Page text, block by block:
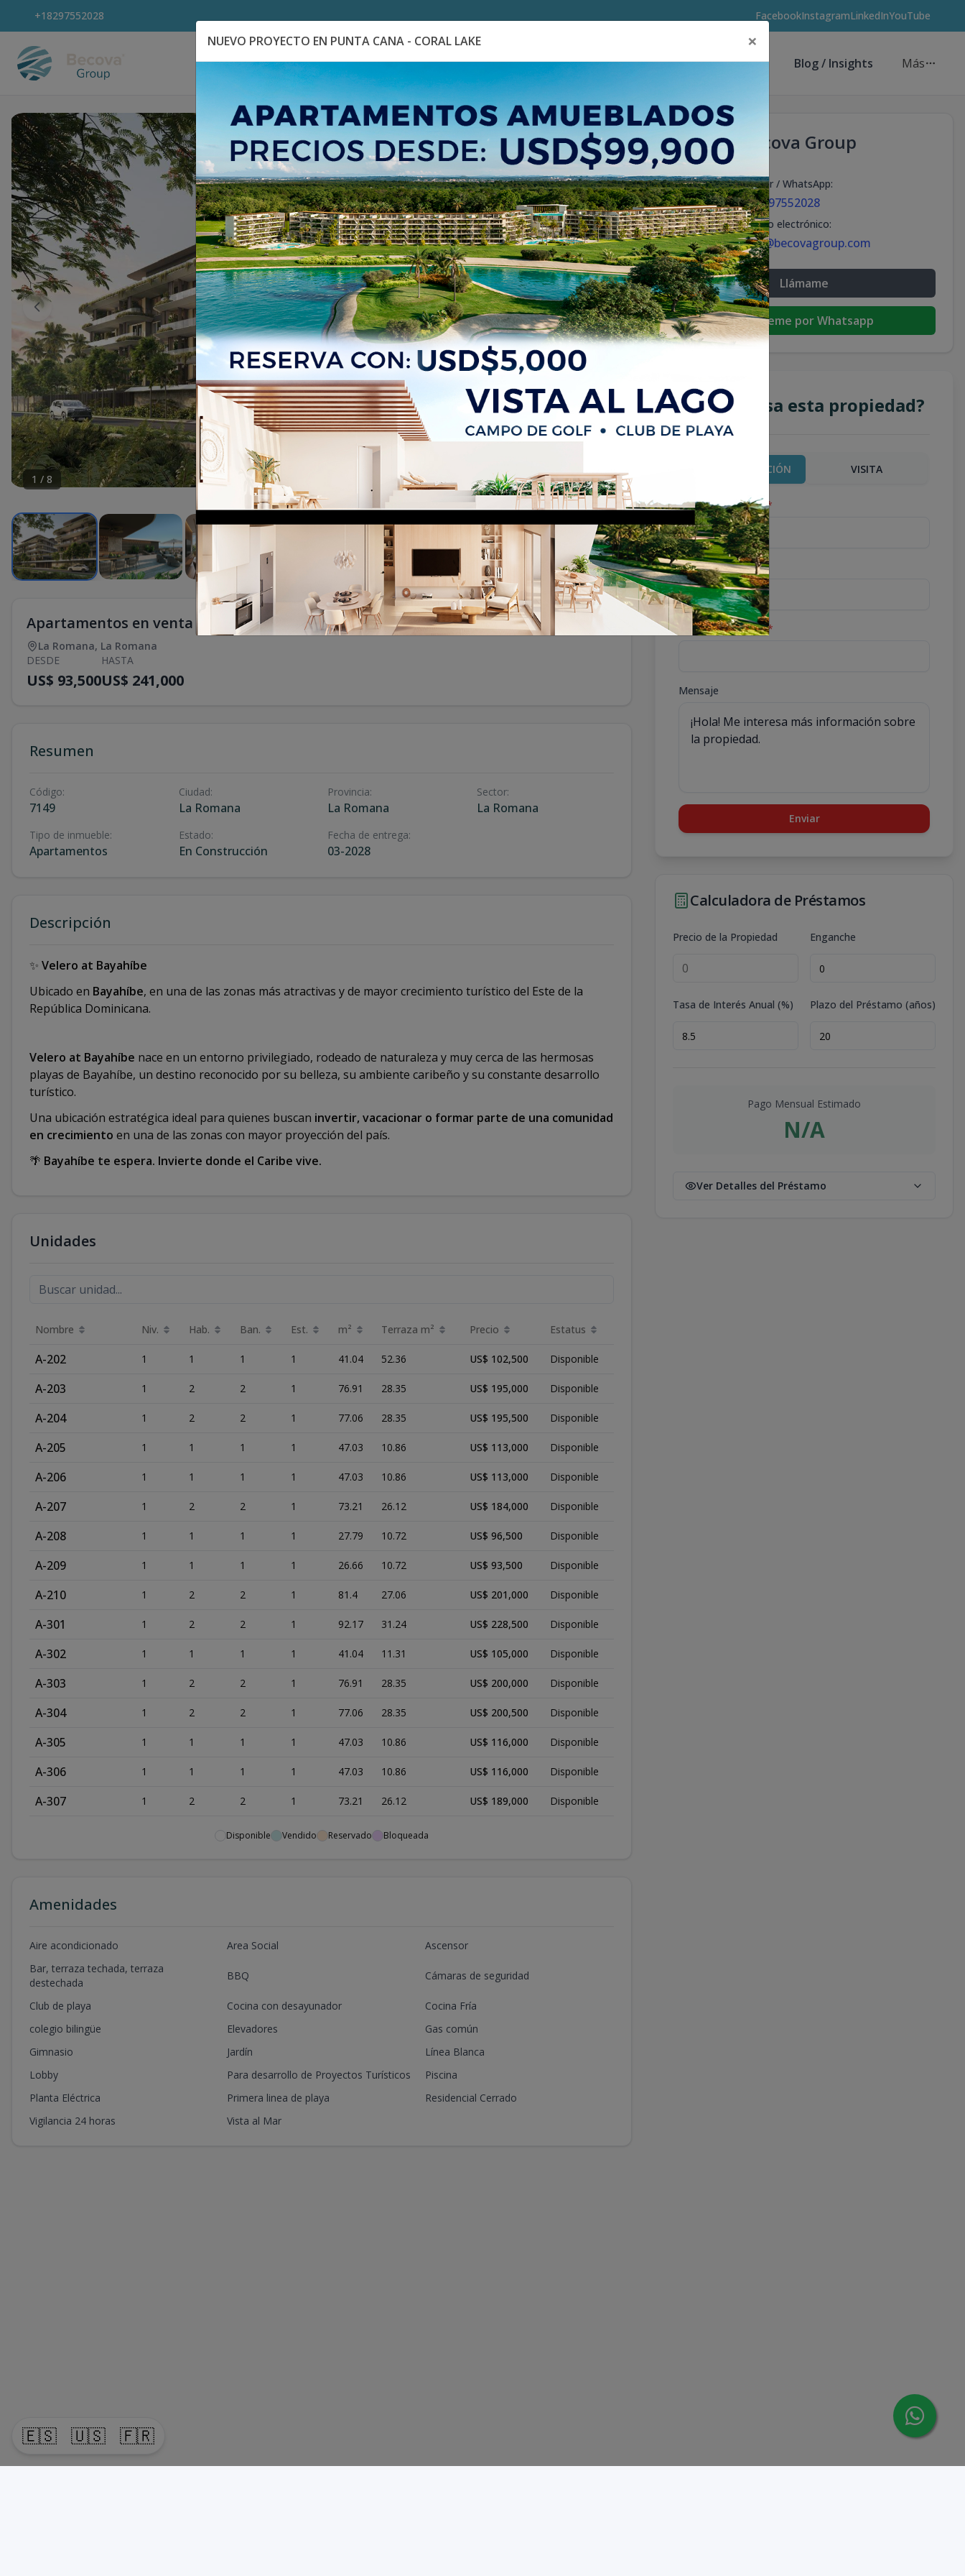
🇪🇸 🇺🇸 🇫🇷
+18297552028 FacebookInstagramLinkedInYouTube
Explora Propiedades Catálogo de Proyectos Guía de inversión Asesores de Inversión Blog / Insights Más
1 / 8
Apartamentos en venta en bayahibe
La Romana, La Romana
DESDE
US$ 93,500
HASTA
US$ 241,000
Resumen
Código:
7149
Ciudad:
La Romana
Provincia:
La Romana
Sector:
La Romana
Tipo de inmueble:
Apartamentos
Estado:
En Construcción
Fecha de entrega:
03-2028
Descripción
✨ Velero at Bayahíbe
Ubicado en Bayahíbe, en una de las zonas más atractivas y de mayor crecimiento turístico del Este de la
República Dominicana.
Velero at Bayahíbe nace en un entorno privilegiado, rodeado de naturaleza y muy cerca de las hermosas
playas de Bayahíbe, un destino reconocido por su belleza, su ambiente caribeño y su constante desarrollo
turístico.
Una ubicación estratégica ideal para quienes buscan invertir, vacacionar o formar parte de una comunidad
en crecimiento en una de las zonas con mayor proyección del país.
🌴 Bayahíbe te espera. Invierte donde el Caribe vive.
Unidades
Nombre Niv. Hab. Ban. Est. m² Terraza m² Precio Estatus
A-202 1 1 1 1 41.04 52.36 US$ 102,500 Disponible
A-203 1 2 2 1 76.91 28.35 US$ 195,000 Disponible
A-204 1 2 2 1 77.06 28.35 US$ 195,500 Disponible
A-205 1 1 1 1 47.03 10.86 US$ 113,000 Disponible
A-206 1 1 1 1 47.03 10.86 US$ 113,000 Disponible
A-207 1 2 2 1 73.21 26.12 US$ 184,000 Disponible
A-208 1 1 1 1 27.79 10.72 US$ 96,500 Disponible
A-209 1 1 1 1 26.66 10.72 US$ 93,500 Disponible
A-210 1 2 2 1 81.4 27.06 US$ 201,000 Disponible
A-301 1 2 2 1 92.17 31.24 US$ 228,500 Disponible
A-302 1 1 1 1 41.04 11.31 US$ 105,000 Disponible
A-303 1 2 2 1 76.91 28.35 US$ 200,000 Disponible
A-304 1 2 2 1 77.06 28.35 US$ 200,500 Disponible
A-305 1 1 1 1 47.03 10.86 US$ 116,000 Disponible
A-306 1 1 1 1 47.03 10.86 US$ 116,000 Disponible
A-307 1 2 2 1 73.21 26.12 US$ 189,000 Disponible
1 1 27.79 10.72
A-402 1
A-403 2 US$ 205,500
A-404 2 1 77.06 US$ 206,000
A-405 1 US$ 119,000
A-407 - - -
A-201 2
Disponible Vendido Reservado Bloqueada
Amenidades
Aire acondicionado Area Social
Ascensor
Bar, terraza techada, terraza
destechada
BBQ Cámaras de seguridad
Club de playa Cocina con desayunador
Cocina Fría
colegio bilingüe
Elevadores
Gas común
Gimnasio
Jardín
Línea Blanca
Lobby
Para desarrollo de Proyectos Turísticos
Piscina
Planta Eléctrica
Primera linea de playa
Residencial Cerrado
Vigilancia 24 horas
Vista al Mar
Becova Group
Celular / WhatsApp:
+18297552028
Correo electrónico:
info@becovagroup.com
Llámame
Escribeme por Whatsapp
¿Te interesa esta propiedad?
MÁS INFORMACIÓN VISITA
Nombre completo*
Teléfono*
Correo Electrónico*
Mensaje
Enviar
Calculadora de Préstamos
Precio de la Propiedad Enganche
Tasa de Interés Anual (%) Plazo del Préstamo (años)
Pago Mensual Estimado
N/A
Ver Detalles del Préstamo
NUEVO PROYECTO EN PUNTA CANA - CORAL LAKE ×